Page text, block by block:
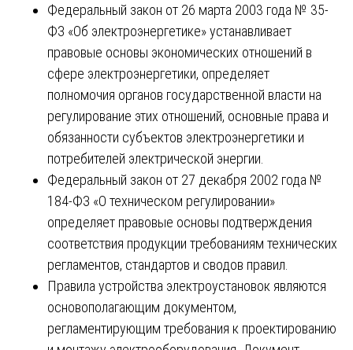
Федеральный закон от 26 марта 2003 года № 35-
ФЗ «Об электроэнергетике» устанавливает
правовые основы экономических отношений в
сфере электроэнергетики, определяет
полномочия органов государственной власти на
регулирование этих отношений, основные права и
обязанности субъектов электроэнергетики и
потребителей электрической энергии.
Федеральный закон от 27 декабря 2002 года №
184-ФЗ «О техническом регулировании»
определяет правовые основы подтверждения
соответствия продукции требованиям технических
регламентов, стандартов и сводов правил.
Правила устройства электроустановок являются
основополагающим документом,
регламентирующим требования к проектированию